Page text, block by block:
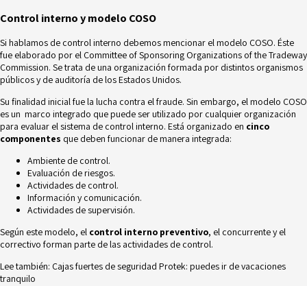
Control interno y modelo COSO
Si hablamos de control interno debemos mencionar el modelo COSO. Éste
fue elaborado por el Committee of Sponsoring Organizations of the Tradeway
Commission. Se trata de una organización formada por distintos organismos
públicos y de auditoría de los Estados Unidos.
Su finalidad inicial fue la lucha contra el fraude. Sin embargo, el modelo COSO
es un marco integrado que puede ser utilizado por cualquier organización
para evaluar el sistema de control interno. Está organizado en cinco
componentes que deben funcionar de manera integrada:
Ambiente de control.
Evaluación de riesgos.
Actividades de control.
Información y comunicación.
Actividades de supervisión.
Según este modelo, el control interno preventivo, el concurrente y el
correctivo forman parte de las actividades de control.
Lee también: Cajas fuertes de seguridad Protek: puedes ir de vacaciones
tranquilo